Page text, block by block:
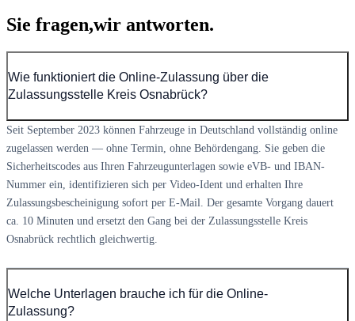
Sie fragen,wir antworten.
Wie funktioniert die Online-Zulassung über die
Zulassungsstelle Kreis Osnabrück?
Seit September 2023 können Fahrzeuge in Deutschland vollständig online
zugelassen werden — ohne Termin, ohne Behördengang. Sie geben die
Sicherheitscodes aus Ihren Fahrzeugunterlagen sowie eVB- und IBAN-
Nummer ein, identifizieren sich per Video-Ident und erhalten Ihre
Zulassungsbescheinigung sofort per E-Mail. Der gesamte Vorgang dauert
ca. 10 Minuten und ersetzt den Gang bei der Zulassungsstelle Kreis
Osnabrück rechtlich gleichwertig.
Welche Unterlagen brauche ich für die Online-
Zulassung?